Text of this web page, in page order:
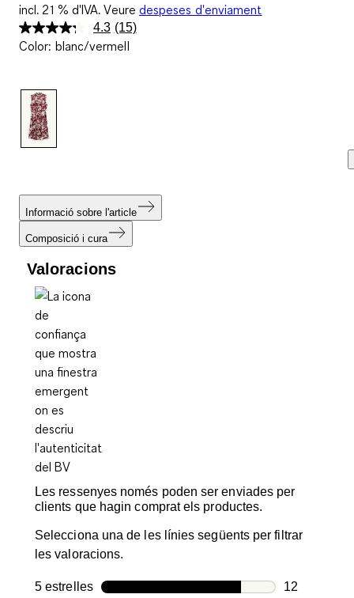
incl. 21 % d'IVA. Veure despeses d'enviament
4.3 Llegeix
15
(15)
Color: blanc/vermell
Informació sobre l'article
Composició i cura
Valoracions
Les ressenyes només poden ser enviades per
clients que hagin comprat els productes.
Selecciona una de les línies següents per filtrar
les valoracions.
5 estrellesestrelles
12